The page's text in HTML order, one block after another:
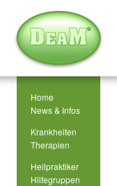
Home
News & Infos
Krankheiten
Therapien
Heilpraktiker
Hilfegruppen